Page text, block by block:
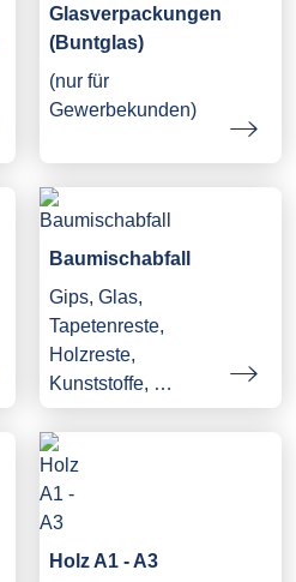
Glasverpackungen
(Buntglas)
(nur für
Gewerbekunden)
Baumischabfall
Gips, Glas,
Tapetenreste,
Holzreste,
Kunststoffe, …
Holz A1 - A3